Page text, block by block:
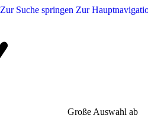
Zur Suche springen Zur
Große Auswahl ab